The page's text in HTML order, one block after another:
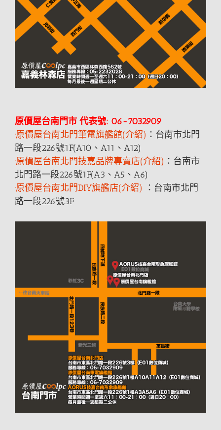
原價屋台南門市 代表號: 06-7032909
·原價屋台南北門筆電旗艦館(介紹) ：台南市北門
路一段226號1F(A10、A11、A12)
·原價屋台南北門技嘉品牌專賣店(介紹) ：台南市
北門路一段226號1F(A3、A5、A6)
·原價屋台南北門DIY旗艦店(介紹)
：台南市北門
路一段226號3F